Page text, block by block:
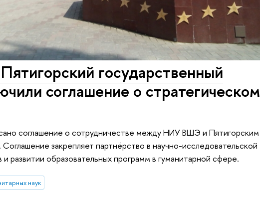
государственный
соглашение о стратегическом
соглашение о сотрудничестве между НИУ ВШЭ и Пятигорским
закрепляет партнёрство в научно-исследовательской
развитии образовательных программ в гуманитарной сфере.
наук